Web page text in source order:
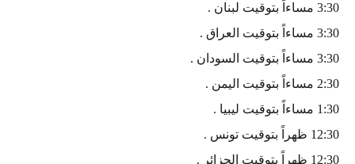
3:30 مساءاً بتوقيت لبنان .
3:30 مساءاً بتوقيت العراق .
3:30 مساءاً بتوقيت السودان .
2:30 مساءاً بتوقيت اليمن .
1:30 مساءاً بتوقيت ليبيا .
12:30 ظهراً بتوقيت تونس .
12:30 ظهراً بتوقيت الجزائر .